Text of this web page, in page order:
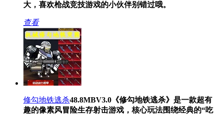
大，喜欢枪战竞技游戏的小伙伴别错过哦。
查看
修勾地铁逃杀48.8MBV3.0 《修勾地铁逃杀》是一款超有
趣的像素风冒险生存射击游戏，核心玩法围绕经典的“吃